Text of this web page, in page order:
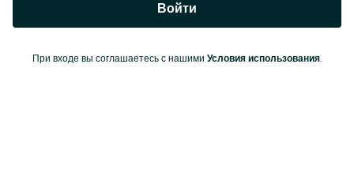
Войти
При входе вы соглашаетесь с нашими Условия использования.